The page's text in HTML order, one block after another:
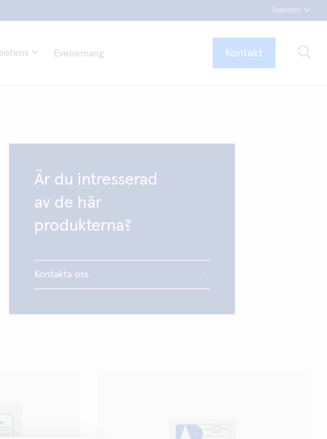
Sweden
Evenemang Kontakt
Är du intresserad
av de här
produkterna?
Kontakta oss